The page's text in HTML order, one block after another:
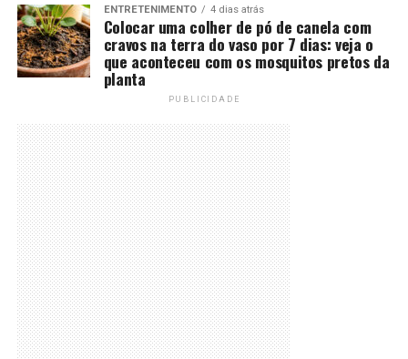
ENTRETENIMENTO 4 dias atrás
Colocar uma colher de pó de canela com
cravos na terra do vaso por 7 dias: veja o
que aconteceu com os mosquitos pretos da
planta
PUBLICIDADE